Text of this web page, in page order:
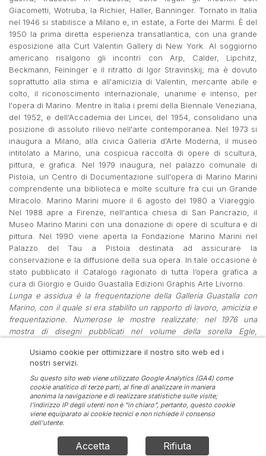
Giacometti, Wotruba, la Richier, Haller, Banninger. Tornato in Italia
nel 1946 si stabilisce a Milano e, in estate, a Forte dei Marmi. È del
1950 la prima diretta esperienza transatlantica, con una grande
esposizione alla Curt Valentin Gallery di New York. Al soggiorno
americano risalgono gli incontri con Arp, Calder, Lipchitz,
Beckmann, Feininger e il ritratto di Igor Stravinskij; ma è dovuto
soprattutto alla stima e all'amicizia di Valentin, mercante abile e
colto, il riconoscimento internazionale, unanime e intenso, per
l'opera di Marino. Mentre in Italia i premi della Biennale Veneziana,
del 1952, e dell'Accademia dei Lincei, del 1954, consolidano una
posizione di assoluto rilievo nell'arte contemporanea. Nel 1973 si
inaugura a Milano, alla civica Galleria d'Arte Moderna, il museo
intitolato a Marino, una cospicua raccolta di opere di scultura,
pittura, e grafica. Nel 1979 inaugura, nel palazzo comunale di
Pistoia, un Centro di Documentazione sull'opera di Marino Marini
comprendente una biblioteca e molte sculture fra cui un Grande
Miracolo. Marino Marini muore il 6 agosto del 1980 a Viareggio.
Nel 1988 apre a Firenze, nell'antica chiesa di San Pancrazio, il
Museo Marino Marini con una donazione di opere di scultura e di
pittura. Nel 1990 viene aperta la Fondazione Marino Marini nel
Palazzo del Tau a Pistoia destinata ad assicurare la
conservazione e la diffusione della sua opera. In tale occasione è
stato pubblicato il Catalogo ragionato di tutta l’opera grafica a
cura di Giorgio e Guido Guastalla Edizioni Graphis Arte Livorno.
Lunga e assidua è la frequentazione della Galleria Guastalla con
Marino, con il quale si era stabilito un rapporto di lavoro, amicizia e
frequentazione. Numerose le mostre realizzate: nel 1976 una
mostra di disegni pubblicati nel volume della sorella Egle,
l’importante mostra Dipinti inediti 1950/65; nel 2002 Marino Marini
sculture, dipinti, tempere e opere grafiche, catalogo con
presentazione di Giorgio Guastalla; nel 2008 Il segno, la forma,
l’idea. Nel 2017 in occasione della grande retrospettiva a Palazzo
Fabroni a Pistoia la galleria ha presentato la mostra Dal colore ala
forma, con 71 opere, catalogo con ampia presentazione di Giorgio
Guastalla.
Usiamo cookie per ottimizzare il nostro sito web ed i
nostri servizi.
Su questo sito web viene utilizzato Google Analytics (GA4) come
cookie analitico di terze parti, al fine di analizzare in maniera
anonima la navigazione e di realizzare statistiche sulle visite;
l’indirizzo IP degli utenti non è “in chiaro”, pertanto, questo cookie
viene equiparato ai cookie tecnici e non richiede il consenso
dell’utente.
Accetta Rifiuta